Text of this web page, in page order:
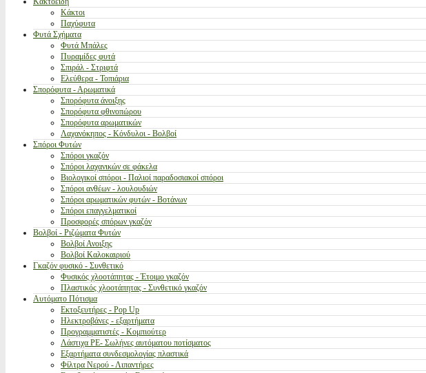
Κάκτοι
Παχύφυτα
Φυτά Σχήματα
Φυτά Μπάλες
Πυραμίδες φυτά
Σπιράλ - Στριφτά
Ελεύθερα - Τοπιάρια
Σπορόφυτα - Αρωματικά
Σπορόφυτα άνοιξης
Σπορόφυτα φθινοπώρου
Σπορόφυτα αρωματικών
Λαχανόκηπος - Κόνδυλοι - Βολβοί
Σπόροι Φυτών
Σπόροι γκαζόν
Σπόροι λαχανικών σε φάκελα
Βιολογικοί σπόροι - Παλιοί παραδοσιακοί σπόροι
Σπόροι ανθέων - λουλουδιών
Σπόροι αρωματικών φυτών - Βοτάνων
Σπόροι επαγγελματικοί
Προσφορές σπόρων γκαζόν
Βολβοί - Ριζώματα Φυτών
Βολβοί Ανοιξης
Βολβοί Καλοκαιριού
Γκαζόν φυσικό - Συνθετικό
Φυσικός χλοοτάπητας - Έτοιμο γκαζόν
Πλαστικός χλοοτάπητας - Συνθετικό γκαζόν
Αυτόματο Πότισμα
Εκτοξευτήρες - Pop Up
Ηλεκτροβάνες - εξαρτήματα
Προγραμματιστές - Κομπιούτερ
Λάστιχα PE- Σωλήνες αυτόματου ποτίσματος
Εξαρτήματα συνδεσμολογίας πλαστικά
Φίλτρα Νερού - Λιπαντήρες